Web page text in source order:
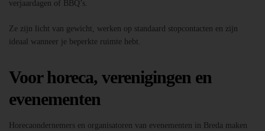
verjaardagen of BBQ’s.
Ze zijn licht van gewicht, werken op standaard stopcontacten en zijn
ideaal wanneer je beperkte ruimte hebt.
Voor horeca, verenigingen en
evenementen
Horecaondernemers en organisatoren van evenementen in Breda maken